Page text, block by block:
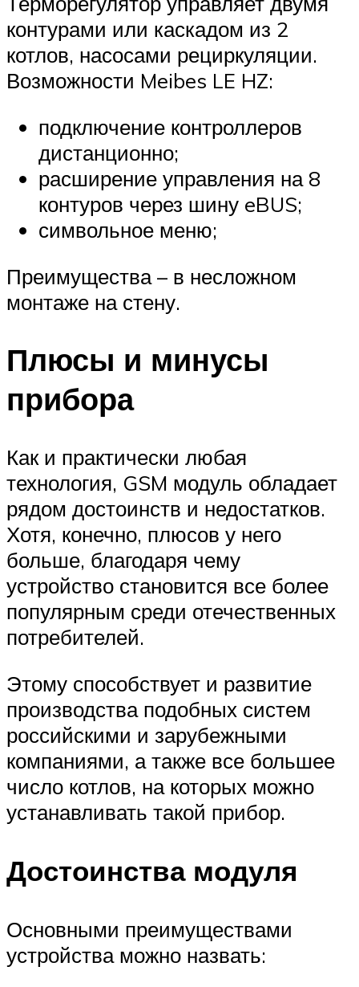
контурами или каскадом из 2
котлов, насосами рециркуляции.
Возможности Meibes LE HZ:
подключение контроллеров
дистанционно;
расширение управления на 8
контуров через шину eBUS;
символьное меню;
Преимущества – в несложном
монтаже на стену.
Плюсы и минусы
прибора
Как и практически любая
технология, GSM модуль обладает
рядом достоинств и недостатков.
Хотя, конечно, плюсов у него
больше, благодаря чему
устройство становится все более
популярным среди отечественных
потребителей.
Этому способствует и развитие
производства подобных систем
российскими и зарубежными
компаниями, а также все большее
число котлов, на которых можно
устанавливать такой прибор.
Достоинства модуля
Основными преимуществами
устройства можно назвать: